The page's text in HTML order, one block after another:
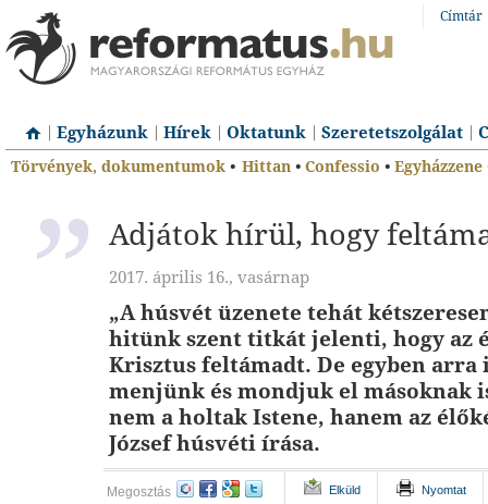
Címtár
Egyházunk Hírek Oktatunk Szeretetszolgálat
Törvények, dokumentumok • Hittan • Confessio • Egyházzene
Adjátok hírül, hogy
2017. április 16., vasárnap
„A húsvét üzenete tehát
hitünk szent titkát jelenti, hogy az
Krisztus feltámadt. De egyben arra
menjünk és mondjuk el másoknak
nem a holtak Istene, hanem az
József húsvéti írása.
Megosztás Elküld Nyomtat